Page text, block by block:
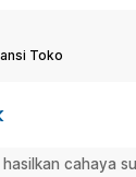
n Go Bekasi
Toko
hasilkan cahaya